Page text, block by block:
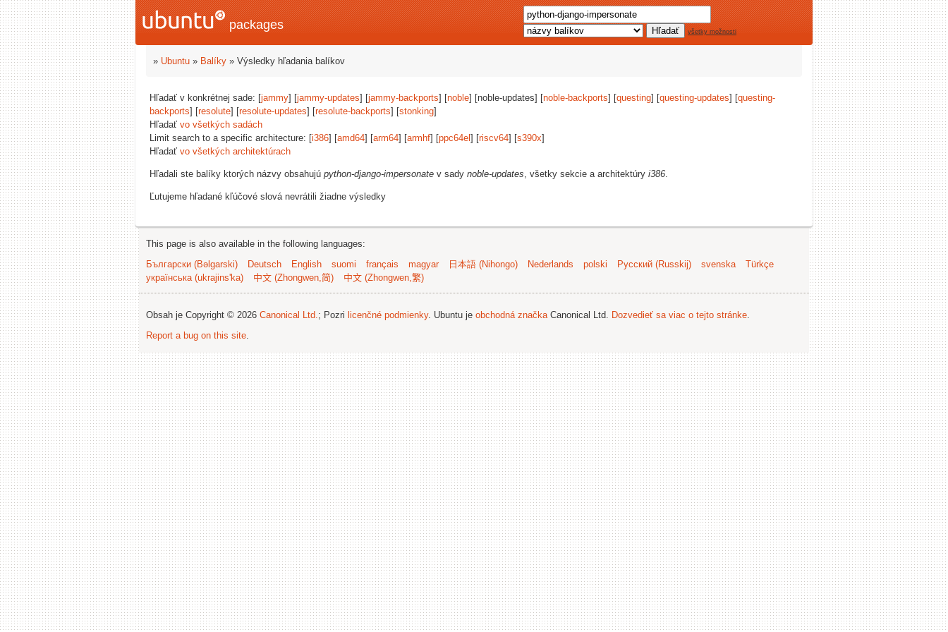
packages všetky možnosti
» Ubuntu » Balíky » Výsledky hľadania balíkov
Hľadať v konkrétnej sade: [jammy] [jammy-updates] [jammy-backports] [noble] [noble-updates] [noble-backports] [questing] [questing-updates] [questing-
backports] [resolute] [resolute-updates] [resolute-backports] [stonking]
Hľadať vo všetkých sadách
Limit search to a specific architecture: [i386] [amd64] [arm64] [armhf] [ppc64el ] [riscv64] [s390x]
Hľadať vo všetkých architektúrach
Hľadali ste balíky ktorých názvy obsahujú python-django-impersonate v sady noble-updates, všetky sekcie a architektúry i386.
Ľutujeme hľadané kľúčové slová nevrátili žiadne výsledky
This page is also available in the following languages:
Български (Bəlgarski)
Deutsch English suomi français magyar 日本語 (Nihongo) Nederlands polski Русский (Russkij) svenska
Türkçe
українська (ukrajins'ka)
中文 (Zhongwen,简) 中文 (Zhongwen,繁)
Obsah je Copyright © 2026 Canonical Ltd.; Pozri licenčné podmienky. Ubuntu je obchodná značkaCanonical Ltd. Dozvedieť sa viac o tejto stránke.
Report a bug on this site.